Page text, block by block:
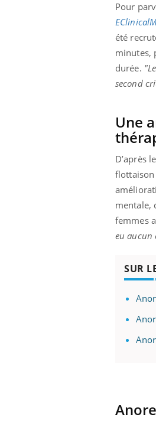
Pour
été
minutes,
durée.
second
Une
D’après
flottaison
mentale,
femmes
eu aucun
SUR
Eczéma
préparer pour
L'été arrive… et
rythme de vie !
soleil, activités en